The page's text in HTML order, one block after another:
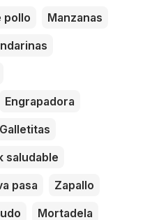
pollo
Manzanas
Engrapadora
Galletitas
saludable
pasa
Zapallo
Mortadela